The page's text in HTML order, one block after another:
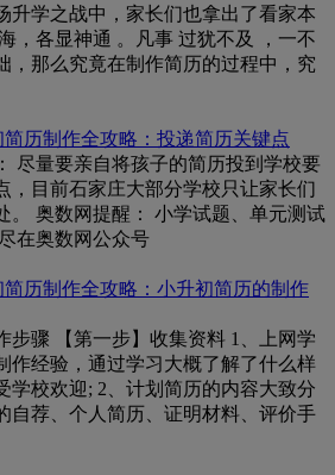
升学之战中，家长们也拿出了看家本
，各显神通 。凡事 过犹不及 ，一不
，那么究竟在制作简历的过程中，究
简历制作全攻略：投递简历关键点
尽量要亲自将孩子的简历投到学校要
，目前石家庄大部分学校只让家长们
。 奥数网提醒： 小学试题、单元测试
在奥数网公众号
简历制作全攻略：小升初简历的制作
步骤 【第一步】收集资料 1、上网学
作经验，通过学习大概了解了什么样
学校欢迎; 2、计划简历的内容大致分
自荐、个人简历、证明材料、评价手